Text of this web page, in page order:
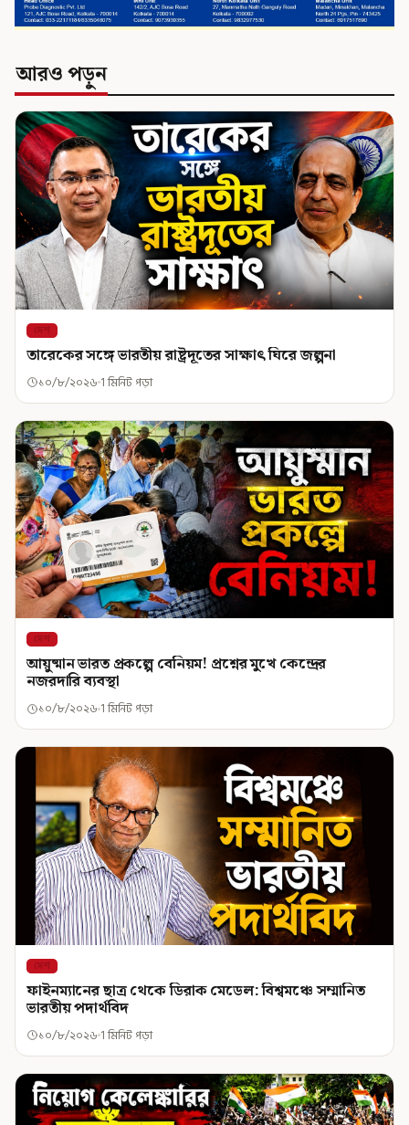
আরও পড়ুন
দেশ
তারেকের সঙ্গে ভারতীয় রাষ্ট্রদূতের সাক্ষাৎ ঘিরে জল্পনা
১০/৮/২০২৬ 1 মিনিট পড়া
দেশ
আয়ুষ্মান ভারত প্রকল্পে বেনিয়ম! প্রশ্নের মুখে কেন্দ্রের
নজরদারি ব্যবস্থা
১০/৮/২০২৬ 1 মিনিট পড়া
দেশ
ফাইনম্যানের ছাত্র থেকে ডিরাক মেডেল: বিশ্বমঞ্চে সম্মানিত
ভারতীয় পদার্থবিদ
১০/৮/২০২৬ 1 মিনিট পড়া